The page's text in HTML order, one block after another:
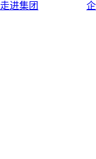
走进集团